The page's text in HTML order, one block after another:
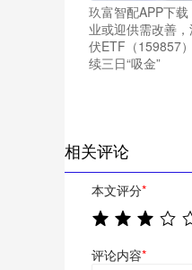
玖富智配APP下
业或迎供需改善
伏ETF（159857
续三日“吸金”
相关评论
本文评分*
评论内容*